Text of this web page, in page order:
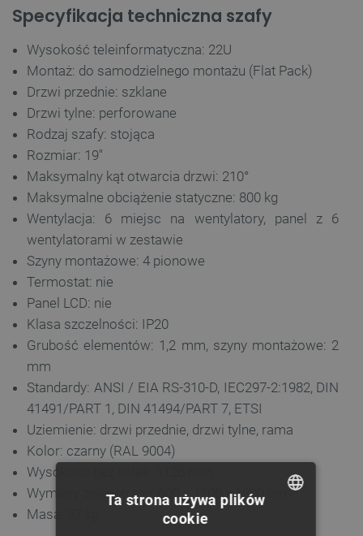
Specyfikacja techniczna szafy
Wysokość teleinformatyczna: 22U
Montaż: do samodzielnego montażu (Flat Pack)
Drzwi przednie: szklane
Drzwi tylne: perforowane
Rodzaj szafy: stojąca
Rozmiar: 19''
Maksymalny kąt otwarcia drzwi: 210°
Maksymalne obciążenie statyczne: 800 kg
Wentylacja: 6 miejsc na wentylatory, panel z 6
wentylatorami w zestawie
Szyny montażowe: 4 pionowe
Termostat: nie
Panel LCD: nie
Klasa szczelności: IP20
Grubość elementów: 1,2 mm, szyny montażowe: 2
mm
Standardy: ANSI / EIA RS-310-D, IEC297-2:1982, DIN
41491/PART 1, DIN 41494/PART 7, ETSI
Uziemienie: drzwi przednie, drzwi tylne, rama
Kolor: czarny (RAL 9004)
Wysokość bez kółek: 1128 mm
Wymiary zewnętrzne: 600 x 1200 x 1200 mm
Masa: 87 kg
Ta strona używa plików
cookie